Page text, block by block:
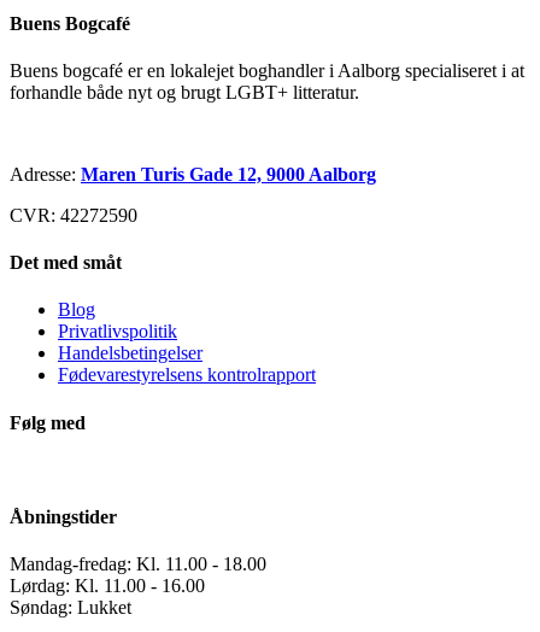
Buens Bogcafé
Buens bogcafé er en lokalejet boghandler i Aalborg specialiseret i at
forhandle både nyt og brugt LGBT+ litteratur.
Adresse: Maren Turis Gade 12, 9000 Aalborg
CVR: 42272590
Det med småt
Blog
Privatlivspolitik
Handelsbetingelser
Fødevarestyrelsens kontrolrapport
Følg med
Åbningstider
Mandag-fredag: Kl. 11.00 - 18.00
Lørdag: Kl. 11.00 - 16.00
Søndag: Lukket